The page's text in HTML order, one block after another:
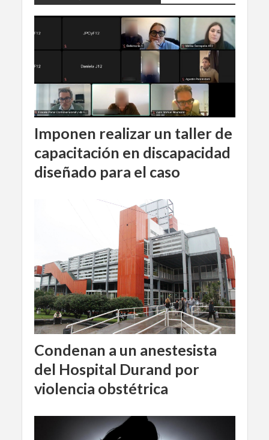
Imponen realizar un taller de
capacitación en discapacidad
diseñado para el caso
Condenan a un anestesista
del Hospital Durand por
violencia obstétrica